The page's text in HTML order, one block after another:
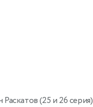
(25 и 26 серия)